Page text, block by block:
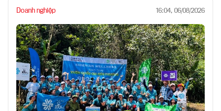
Doanh nghiệp 16:04, 06/08/2026